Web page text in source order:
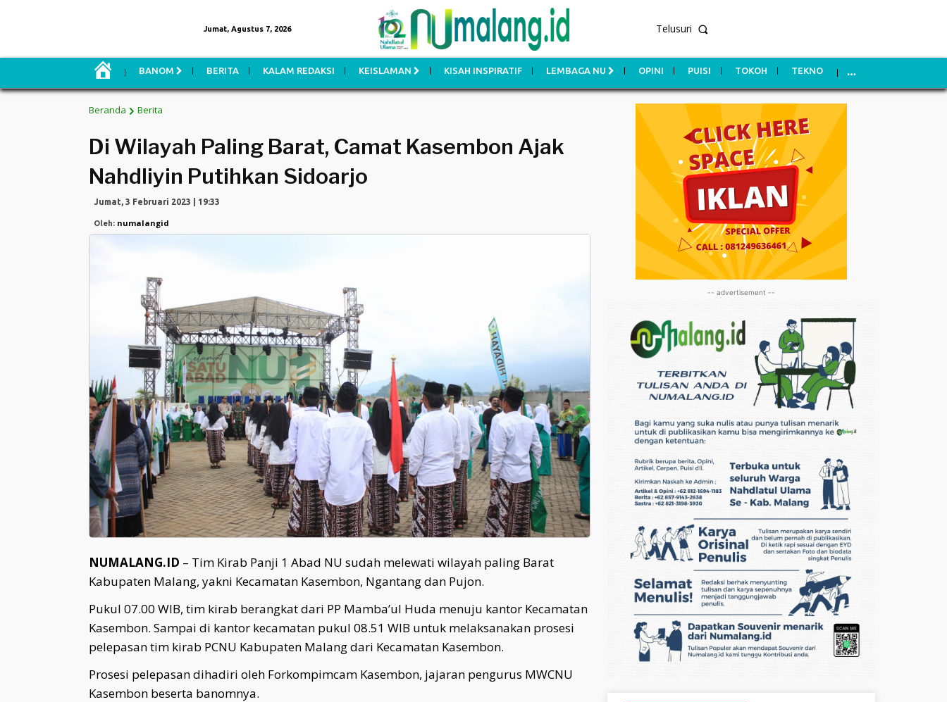
Jumat, Agustus 7, 2026 Telusuri
M
BANOM BERITA KALAM REDAKSI KEISLAMAN KISAH INSPIRATIF LEMBAGA NU OPINI PUISI TOKOH TEKNO
Beranda Berita
Di Wilayah Paling Barat, Camat Kasembon Ajak
Nahdliyin Putihkan Sidoarjo
Jumat, 3 Februari 2023 | 19:33
Oleh: numalangid
NUMALANG.ID – Tim Kirab Panji 1 Abad NU sudah melewati wilayah paling Barat
Kabupaten Malang, yakni Kecamatan Kasembon, Ngantang dan Pujon.
Pukul 07.00 WIB, tim kirab berangkat dari PP Mamba’ul Huda menuju kantor Kecamatan
Kasembon. Sampai di kantor kecamatan pukul 08.51 WIB untuk melaksanakan prosesi
pelepasan tim kirab PCNU Kabupaten Malang dari Kecamatan Kasembon.
Prosesi pelepasan dihadiri oleh Forkompimcam Kasembon, jajaran pengurus MWCNU
Kasembon beserta banomnya.
-- advertisement --